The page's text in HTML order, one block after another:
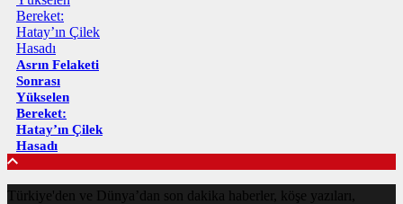
Asrın Felaketi
Sonrası
Yükselen
Bereket:
Hatay’ın Çilek
Hasadı
Türkiye'den ve Dünya’dan son dakika haberler, köşe yazıları,